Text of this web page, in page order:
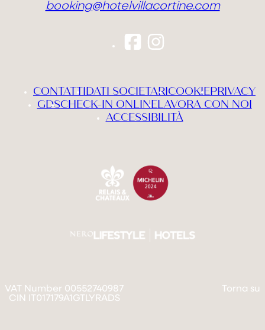
booking@hotelvillacortine.com
CONTATTIDATI SOCIETARICOOKIEPRIVACY
GDSCHECK-IN ONLINELAVORA CON NOI
ACCESSIBILITÀ
VAT Number 00552740987
CIN IT017179A1GTLYRADS
Torna su